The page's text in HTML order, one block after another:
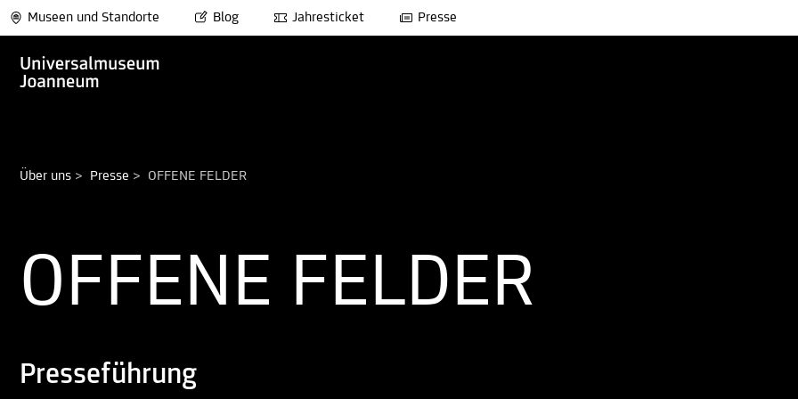
Museen und Standorte Blog Jahresticket Presse
Über uns > Presse > OFFENE FELDER
OFFENE FELDER
Presseführung